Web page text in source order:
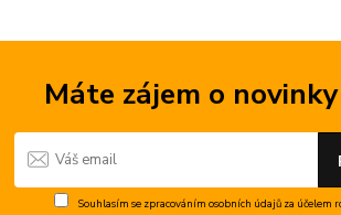
Máte zájem o
Souhlasím se zpracováním osobních údajůza účelem